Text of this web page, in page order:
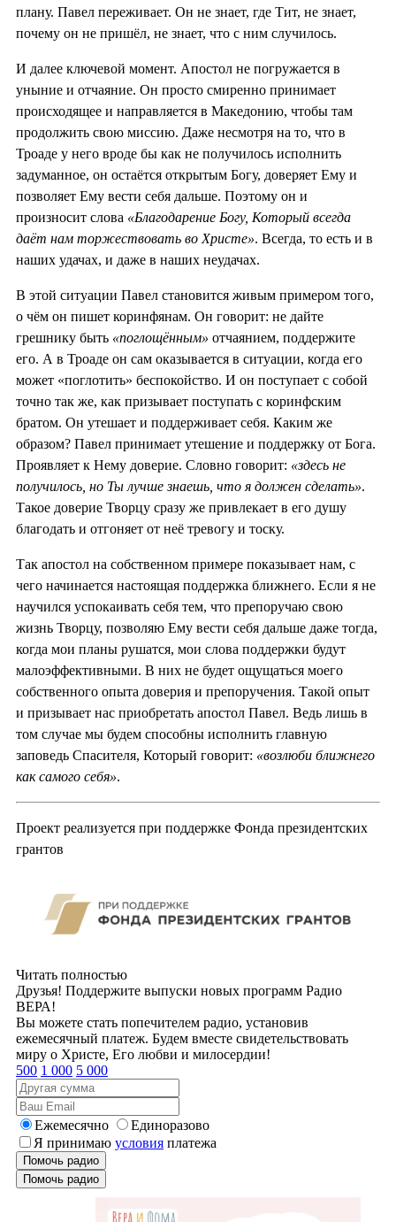
плану. Павел переживает. Он не знает, где Тит, не знает,
почему он не пришёл, не знает, что с ним случилось.
И далее ключевой момент. Апостол не погружается в
уныние и отчаяние. Он просто смиренно принимает
происходящее и направляется в Македонию, чтобы там
продолжить свою миссию. Даже несмотря на то, что в
Троаде у него вроде бы как не получилось исполнить
задуманное, он остаётся открытым Богу, доверяет Ему и
позволяет Ему вести себя дальше. Поэтому он и
произносит слова «Благодарение Богу, Который всегда
даёт нам торжествовать во Христе». Всегда, то есть и в
наших удачах, и даже в наших неудачах.
В этой ситуации Павел становится живым примером того,
о чём он пишет коринфянам. Он говорит: не дайте
грешнику быть «поглощённым» отчаянием, поддержите
его. А в Троаде он сам оказывается в ситуации, когда его
может «поглотить» беспокойство. И он поступает с собой
точно так же, как призывает поступать с коринфским
братом. Он утешает и поддерживает себя. Каким же
образом? Павел принимает утешение и поддержку от Бога.
Проявляет к Нему доверие. Словно говорит: «здесь не
получилось, но Ты лучше знаешь, что я должен сделать».
Такое доверие Творцу сразу же привлекает в его душу
благодать и отгоняет от неё тревогу и тоску.
Так апостол на собственном примере показывает нам, с
чего начинается настоящая поддержка ближнего. Если я не
научился успокаивать себя тем, что препоручаю свою
жизнь Творцу, позволяю Ему вести себя дальше даже тогда,
когда мои планы рушатся, мои слова поддержки будут
малоэффективными. В них не будет ощущаться моего
собственного опыта доверия и препоручения. Такой опыт
и призывает нас приобретать апостол Павел. Ведь лишь в
том случае мы будем способны исполнить главную
заповедь Спасителя, Который говорит: «возлюби ближнего
как самого себя».
Проект реализуется при поддержке Фонда президентских
грантов
Читать полностью
Друзья! Поддержите выпуски новых программ Радио
ВЕРА!
Вы можете стать попечителем радио, установив
ежемесячный платеж. Будем вместе свидетельствовать
миру о Христе, Его любви и милосердии!
500 1 000 5 000
Ежемесячно
Единоразово
Я принимаю условия платежа
Помочь радио
Помочь радио